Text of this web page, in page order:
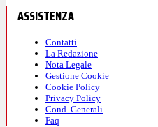
ASSISTENZA
Contatti
La Redazione
Nota Legale
Gestione Cookie
Cookie Policy
Privacy Policy
Cond. Generali
Faq